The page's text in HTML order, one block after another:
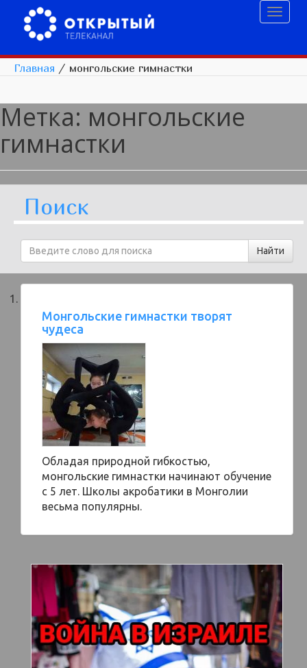
Главная / монгольские гимнастки
Метка: монгольские
гимнастки
Поиск
Монгольские гимнастки творят
чудеса
Обладая природной гибкостью,
монгольские гимнастки начинают обучение
с 5 лет. Школы акробатики в Монголии
весьма популярны.